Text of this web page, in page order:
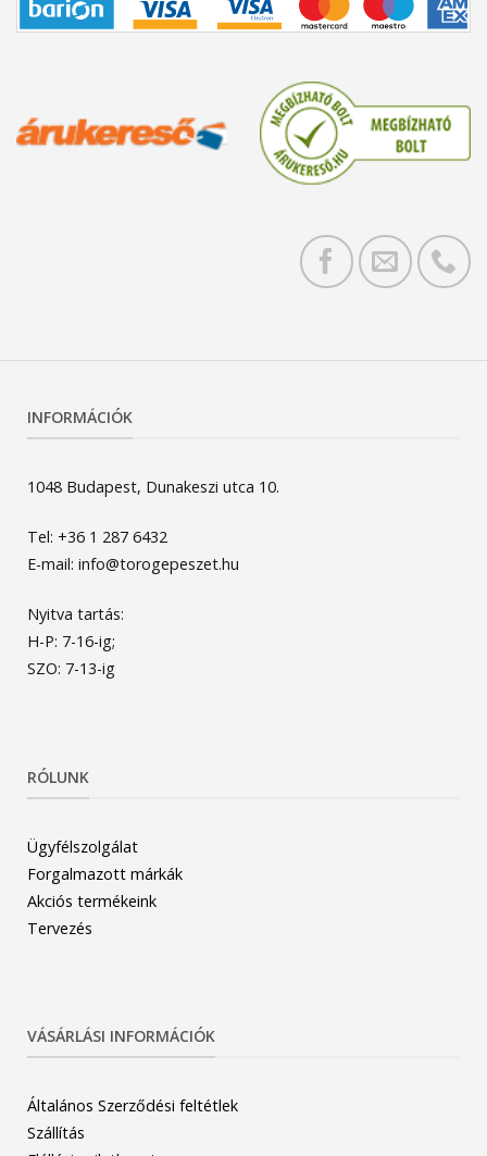
INFORMÁCIÓK
1048 Budapest, Dunakeszi utca 10.
Tel: +36 1 287 6432
E-mail: info@torogepeszet.hu
Nyitva tartás:
H-P: 7-16-ig;
SZO: 7-13-ig
RÓLUNK
Ügyfélszolgálat
Forgalmazott márkák
Akciós termékeink
Tervezés
VÁSÁRLÁSI INFORMÁCIÓK
Általános Szerződési feltétlek
Szállítás